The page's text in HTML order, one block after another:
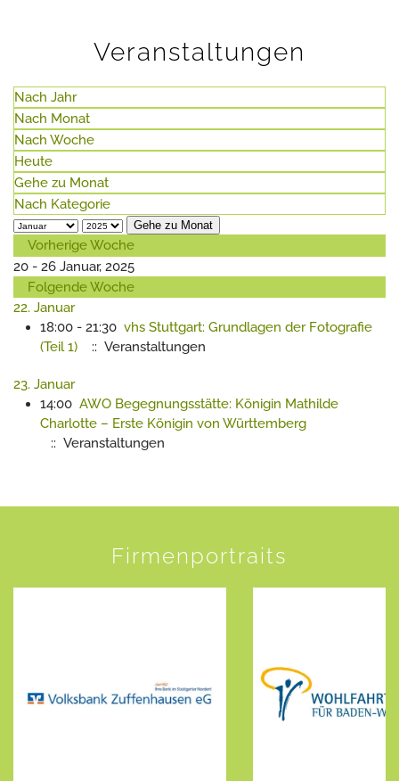
Veranstaltungen
Nach Jahr
Nach Monat
Nach Woche
Heute
Gehe zu Monat
Nach Kategorie
Gehe zu Monat
Vorherige Woche
20 - 26 Januar, 2025
Folgende Woche
22. Januar
18:00 - 21:30 vhs Stuttgart: Grundlagen der Fotografie
(Teil 1)
:: Veranstaltungen
23. Januar
14:00 AWO Begegnungsstätte: Königin Mathilde
Charlotte – Erste Königin von Württemberg
:: Veranstaltungen
Firmenportraits